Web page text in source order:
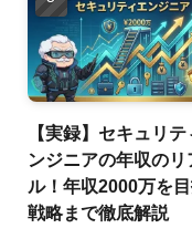
【実録】セキュリテ
ンジニアの年収のリ
ル！年収2000万を
戦略まで徹底解説